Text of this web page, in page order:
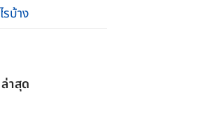
รบ้าง
าสุด